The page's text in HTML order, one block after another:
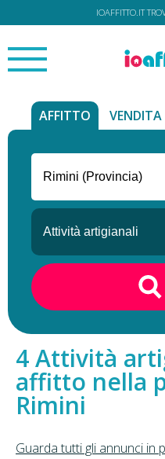
IOAFFITTO.IT
AFFITTO VENDITA
Attività
affitto nella
Rimini
Guarda tutti gli annunci in